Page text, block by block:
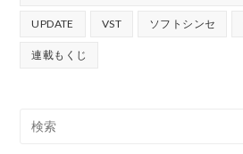
UPDATE VST ソフトシンセ
連載もくじ